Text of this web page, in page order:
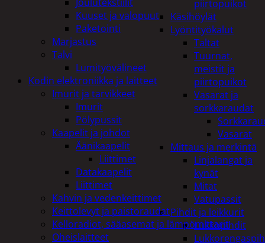
piirtopuikot
Käsihöylät
Lyöntityökalut
Taltat
Tuurnat,
meistit ja
piirtopuikot
Vasarat ja
sorkkaraudat
Vasarat
Mittaus ja merkintä
Linjalangat ja
kynät
Mitat
Vatupassit
Pihdit ja leikkurit
Lukkopihdit
Kuuset ja valopuut
Paketointi
Marjastus
Talvi
Lumityövälineet
Kodin elektroniikka ja laitteet
Imurit ja tarvikkeet
Imurit
Pölypussit
Kaapelit ja johdot
Äänikaapelit
Liittimet
Datakaapelit
Liittimet
Kahvin ja vedenkeittimet
Keittolevyt ja paistoraudat
Kelloradiot, sääasemat ja lämpömittarit
Oheislaitteet